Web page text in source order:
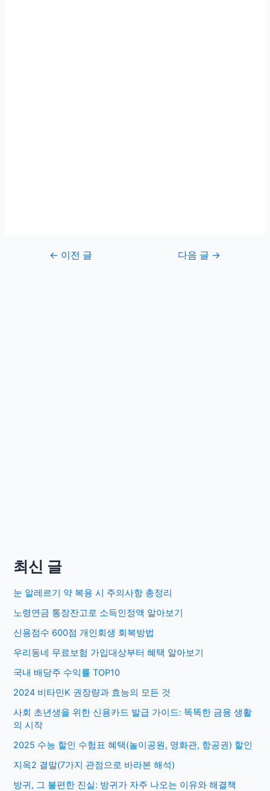
← 이전 글 다음 글 →
최신 글
눈 알레르기 약 복용 시 주의사항 총정리
노령연금 통장잔고로 소득인정액 알아보기
신용점수 600점 개인회생 회복방법
우리동네 무료보험 가입대상부터 혜택 알아보기
국내 배당주 수익률 TOP10
2024 비타민K 권장량과 효능의 모든 것
사회 초년생을 위한 신용카드 발급 가이드: 똑똑한 금융 생활
의 시작
2025 수능 할인 수험표 혜택(놀이공원, 영화관, 항공권) 할인
지옥2 결말(7가지 관점으로 바라본 해석)
방귀, 그 불편한 진실: 방귀가 자주 나오는 이유와 해결책